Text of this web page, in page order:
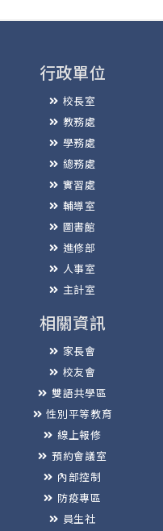
行政單位
校長室
教務處
學務處
總務處
實習處
輔導室
圖書館
進修部
人事室
主計室
相關資訊
家長會
校友會
雙語共學區
性別平等教育
線上報修
預約會議室
內部控制
防疫專區
員生社